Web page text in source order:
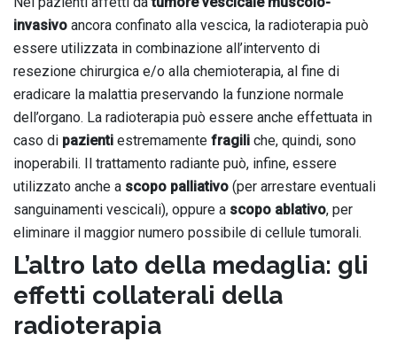
invasivo ancora confinato alla vescica, la radioterapia può
essere utilizzata in combinazione all’intervento di
resezione chirurgica e/o alla chemioterapia, al fine di
eradicare la malattia preservando la funzione normale
dell’organo. La radioterapia può essere anche effettuata in
caso di pazienti estremamente fragili che, quindi, sono
inoperabili. Il trattamento radiante può, infine, essere
utilizzato anche a scopo palliativo (per arrestare eventuali
sanguinamenti vescicali), oppure a scopo ablativo, per
eliminare il maggior numero possibile di cellule tumorali.
L’altro lato della medaglia: gli
effetti collaterali della
radioterapia